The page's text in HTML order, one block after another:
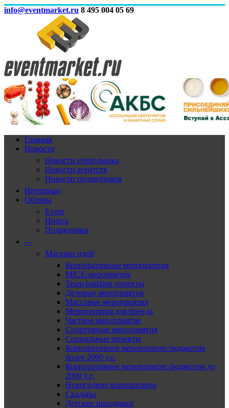
info@eventmarket.ru 8 495 004 05 69
Главная
Новости
Новости event-рынка
Новости агентств
Новости подрядчиков
Интервью
Обзоры
Event
Horeca
Подрядчики
—
Магазин идей
Корпоративные мероприятия
MICE-меропрития
Team-building проекты
Деловые мероприятия
Массовые мероприятия
Мероприятия для бренда
Частное мероприятие
Спортивные мероприятия
Социальные проекты
Корпоративное мероприятие бюджетом
более 2000 у.е.
Корпоративное мероприятие бюджетом до
2000 у.е.
Новогодние корпоративы
Свадьбы
Детские праздники